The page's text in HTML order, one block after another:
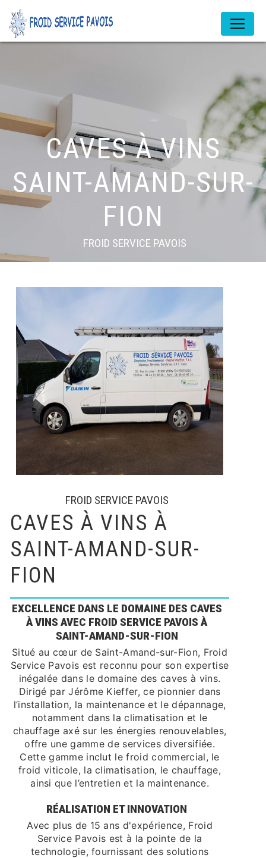
CAVES À VINS
SAINT-AMAND-SUR-
FION
FROID SERVICE PAVOIS
FROID SERVICE PAVOIS
CAVES À VINS À
SAINT-AMAND-SUR-
FION
EXCELLENCE DANS LE DOMAINE DES CAVES
À VINS AVEC FROID SERVICE PAVOIS À
SAINT-AMAND-SUR-FION
Situé au cœur de Saint-Amand-sur-Fion, Froid
Service Pavois est reconnu pour son expertise
inégalée dans le domaine des caves à vins.
Dirigé par Jérôme Kieffer, ce pionnier dans
l’installation, la maintenance et le dépannage,
notamment dans la climatisation et le
chauffage axé sur les énergies renouvelables,
offre une gamme de services diversifiée.
Cette gamme inclut le froid commercial, le
froid viticole, la climatisation, le chauffage,
ainsi que l’entretien et la maintenance.
RÉALISATION ET INNOVATION
Avec plus de 15 ans d'expérience, Froid
Service Pavois est à la pointe de la
technologie, fournissant des solutions
Panneau de gestion des cookies